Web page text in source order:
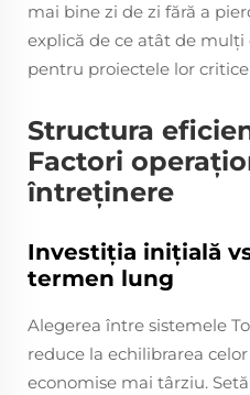
mai bine zi de zi fără a
explică de ce atât de
pentru proiectele lor
Structura
Factori
întreținere
Investiția inițială
termen lung
Alegerea între sistemele
reduce la echilibrarea
economise mai târziu.